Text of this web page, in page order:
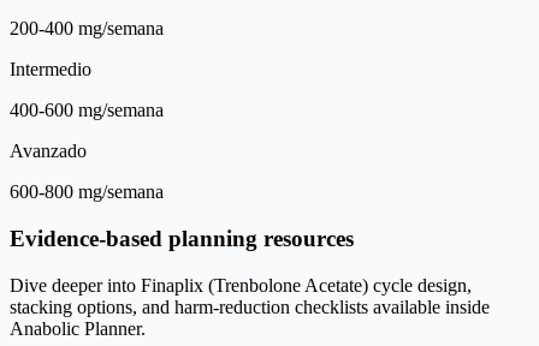
200-400 mg/semana
Intermedio
400-600 mg/semana
Avanzado
600-800 mg/semana
Evidence-based planning resources
Dive deeper into Finaplix (Trenbolone Acetate) cycle design,
stacking options, and harm-reduction checklists available inside
Anabolic Planner.